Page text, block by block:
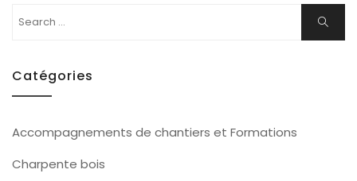
Search
Search
Catégories
Accompagnements de chantiers et Formations
Charpente bois